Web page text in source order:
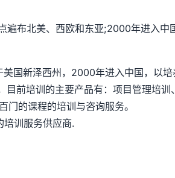
布北美、西欧和东亚;2000年进入中
新泽西州，2000年进入中国，以培
前培训的主要产品有：项目管理培训
的课程的培训与咨询服务。
训服务供应商.